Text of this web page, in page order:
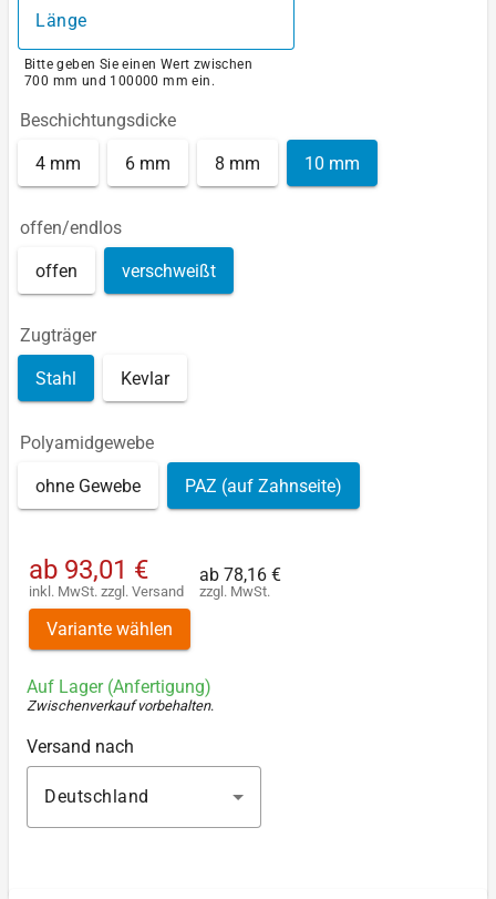
Länge
Bitte geben Sie einen Wert zwischen
700 mm und 100000 mm ein.
Beschichtungsdicke
4 mm 6 mm 8 mm 10 mm
offen/endlos
offen verschweißt
Zugträger
Stahl Kevlar
Polyamidgewebe
ohne Gewebe PAZ (auf Zahnseite)
ab 93,01 €
inkl. MwSt. zzgl. Versand
ab 78,16 €
zzgl. MwSt.
Variante wählen
Auf Lager (Anfertigung)
Zwischenverkauf vorbehalten.
Versand nach
Deutschland